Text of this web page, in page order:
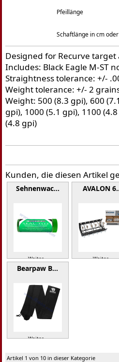
Pfeillänge
Schaftlänge in cm
Designed for Recurve target
Includes: Black Eagle M-ST
Straightness tolerance: +/-
Weight tolerance: +/- 2
Weight: 500 (8.3 gpi), 600
gpi), 1000 (5.1 gpi), 1100
(4.8 gpi)
Kunden, die diesen Artikel
Sehnenwac…
Weiter »
AVALON
Weiter »
Bearpaw B…
Weiter »
Artikel 1 von 10 in dieser Kategorie